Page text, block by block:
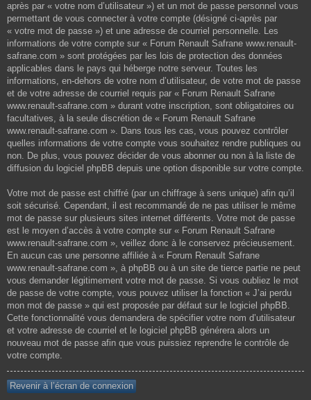
après par « votre nom d’utilisateur ») et un mot de passe personnel vous
permettant de vous connecter à votre compte (désigné ci-après par
« votre mot de passe ») et une adresse de courriel personnelle. Les
informations de votre compte sur « Forum Renault Safrane www.renault-
safrane.com » sont protégées par les lois de protection des données
applicables dans le pays qui héberge notre serveur. Toutes les
informations, en-dehors de votre nom d’utilisateur, de votre mot de passe
et de votre adresse de courriel requis par « Forum Renault Safrane
www.renault-safrane.com » durant votre inscription, sont obligatoires ou
facultatives, à la seule discrétion de « Forum Renault Safrane
www.renault-safrane.com ». Dans tous les cas, vous pouvez contrôler
quelles informations de votre compte vous souhaitez rendre publiques ou
non. De plus, vous pouvez décider de vous abonner ou non à la liste de
diffusion du logiciel phpBB depuis une option disponible sur votre compte.
Votre mot de passe est chiffré (par un chiffrage à sens unique) afin qu’il
soit sécurisé. Cependant, il est recommandé de ne pas utiliser le même
mot de passe sur plusieurs sites internet différents. Votre mot de passe
est le moyen d’accès à votre compte sur « Forum Renault Safrane
www.renault-safrane.com », veillez donc à le conservez précieusement.
En aucun cas une personne affiliée à « Forum Renault Safrane
www.renault-safrane.com », à phpBB ou à un site de tierce partie ne peut
vous demander légitimement votre mot de passe. Si vous oubliez le mot
de passe de votre compte, vous pouvez utiliser la fonction « J’ai perdu
mon mot de passe » qui est proposée par défaut sur le logiciel phpBB.
Cette fonctionnalité vous demandera de spécifier votre nom d’utilisateur
et votre adresse de courriel et le logiciel phpBB générera alors un
nouveau mot de passe afin que vous puissiez reprendre le contrôle de
votre compte.
Revenir à l’écran de connexion